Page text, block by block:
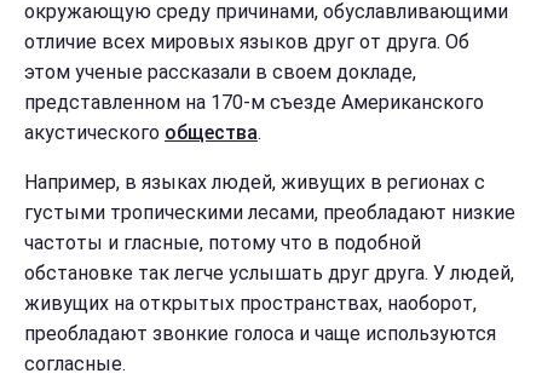
окружающую среду причинами, обуславливающими
отличие всех мировых языков друг от друга. Об
этом ученые рассказали в своем докладе,
представленном на 170-м съезде Американского
акустического общества.
Например, в языках людей, живущих в регионах с
густыми тропическими лесами, преобладают низкие
частоты и гласные, потому что в подобной
обстановке так легче услышать друг друга. У людей,
живущих на открытых пространствах, наоборот,
преобладают звонкие голоса и чаще используются
согласные.